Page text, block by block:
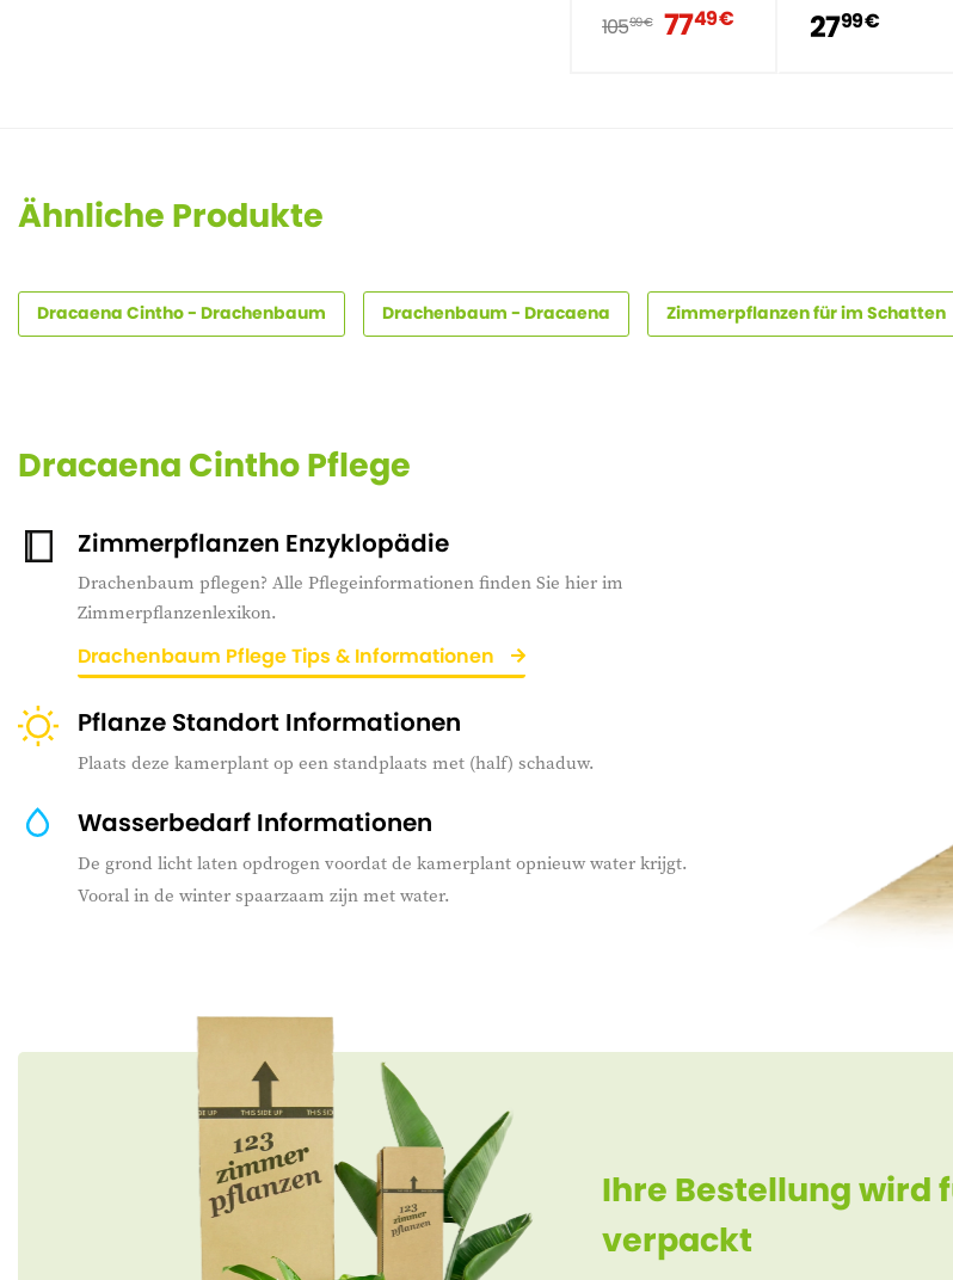
10599 € 7749 € 2799 €
Ähnliche Produkte
Dracaena Cintho - Drachenbaum Drachenbaum - Dracaena Zimmerpflanzen für im Schatten
Dracaena Cintho Pflege
Zimmerpflanzen Enzyklopädie
Drachenbaum pflegen? Alle Pflegeinformationen finden Sie hier im
Zimmerpflanzenlexikon.
Drachenbaum Pflege Tips & Informationen
Pflanze Standort Informationen
Plaats deze kamerplant op een standplaats met (half) schaduw.
Wasserbedarf Informationen
De grond licht laten opdrogen voordat de kamerplant opnieuw water krijgt.
Vooral in de winter spaarzaam zijn met water.
Ihre Bestellung wird
verpackt